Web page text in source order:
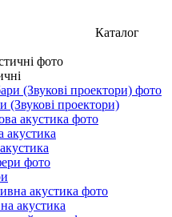
Каталог
(Звукові проектори)
акустика
акустика